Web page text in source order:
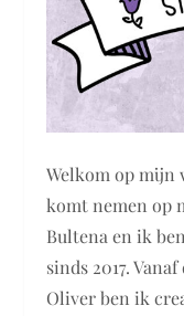
Welkom op mijn
komt nemen op
Bultena en ik
sinds 2017.
Oliver ben ik